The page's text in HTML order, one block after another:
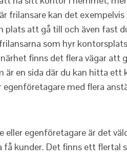
frilansare kan det
plats att gå till och även fast
som hyr
finns det flera vägar att
är en sida där du kan hitta
med flera
eller egenföretagare är det
kunder. Det finns ett